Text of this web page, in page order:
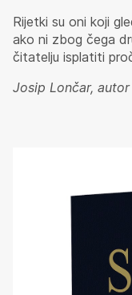
Rijetki su oni koji
ako ni zbog čega
čitatelju isplatiti
Josip Lončar, autor